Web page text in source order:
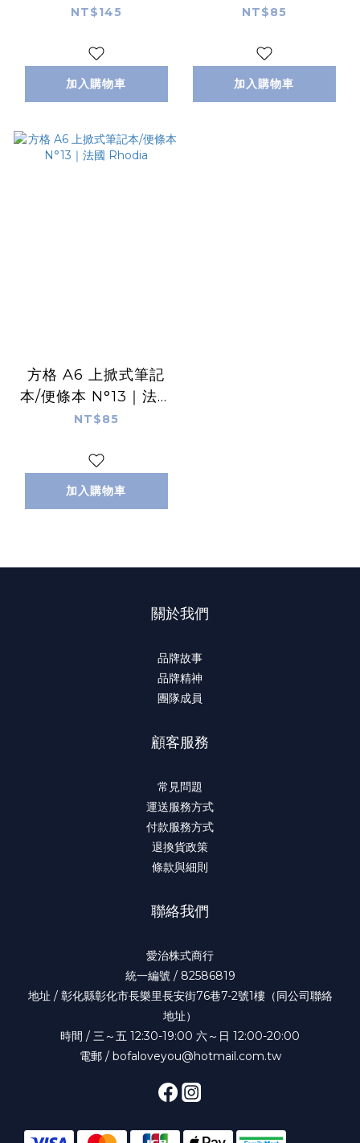
Rhodia
NT$145
加入購物車
Rhodia
NT$85
加入購物車
方格 A6 上掀式筆記
本/便條本 N°13｜法國
Rhodia
NT$85
加入購物車
關於我們
品牌故事
品牌精神
團隊成員
顧客服務
常見問題
運送服務方式
付款服務方式
退換貨政策
條款與細則
聯絡我們
愛治株式商行
統一編號 / 82586819
地址 / 彰化縣彰化市長樂里長安街76巷7-2號1樓（同公司聯絡
地址）
時間 / 三～五 12:30-19:00 六～日 12:00-20:00
電郵 / bofaloveyou@hotmail.com.tw